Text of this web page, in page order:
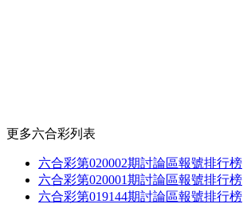
更多六合彩列表
六合彩第020002期討論區報號排行榜
六合彩第020001期討論區報號排行榜
六合彩第019144期討論區報號排行榜